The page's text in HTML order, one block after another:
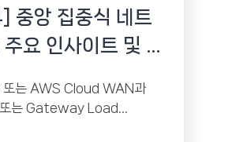
앙 집중식 네트
요 인사이트 및 교
는 AWS Cloud WAN과
는 Gateway Load